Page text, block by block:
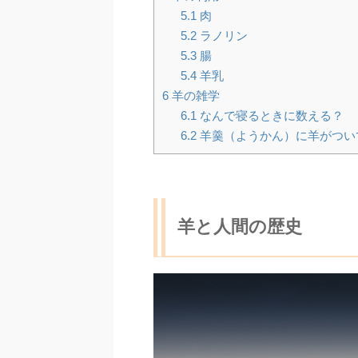
5.1 肉
5.2ラノリン
5.3腸
5.4羊乳
6 羊の雑学
6.1 なんで寝るときに数える？
6.2羊羹（ようかん）に羊がつい
羊と人間の歴史